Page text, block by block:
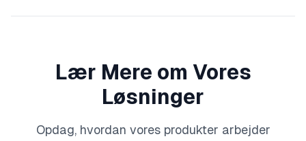
Lær Mere om Vores
Løsninger
Opdag, hvordan vores produkter arbejder